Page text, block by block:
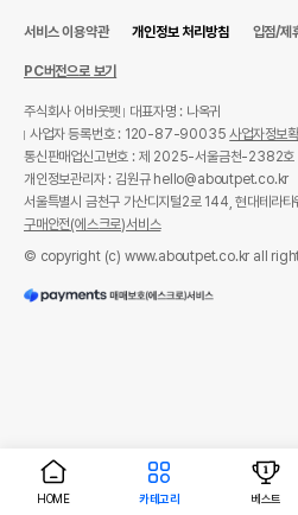
서비스 이용약관 개인정보 처리방침 입점/제
PC버전으로 보기
주식회사 어바웃펫
대표자명 : 나옥귀
사업자 등록번호 : 120-87-90035사업자정보
통신판매업신고번호 : 제 2025-서울금천-2382호
개인정보관리자 : 김원규 hello@aboutpet.co.kr
서울특별시 금천구 가산디지털2로 144, 현대테라
구매안전(에스크로)서비스
© copyright (c) www.aboutpet.co.kr all
HOME 카테고리 베스트